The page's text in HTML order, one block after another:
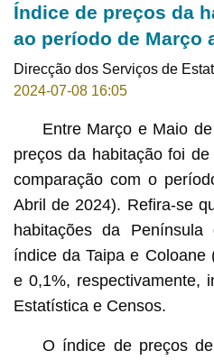
Índice de preços da
ao período de Março
Direcção dos Serviços de
2024-07-08 16:05
Entre Março e Maio
preços da habitação foi
comparação com o
Abril de 2024). Refira-se
habitações da
índice da Taipa e Coloane
e 0,1%, respectivamente,
Estatística e Censos.
O índice de preços